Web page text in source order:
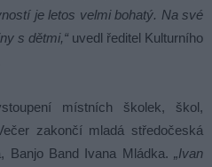
je letos velmi bohatý. Na své
s dětmi,“ uvedl ředitel Kulturního
místních školek, škol,
zakončí mladá středočeská
Banjo Band Ivana Mládka. „Ivan